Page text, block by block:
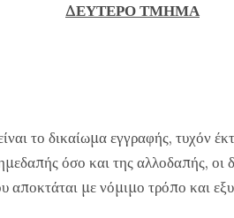
ΔΕΥΤΕΡΟ ΤΜΗΜΑ
το δικαίωμα εγγραφής, τυχόν
όσο και της αλλοδαπής, οι
με νόμιμο τρόπο και